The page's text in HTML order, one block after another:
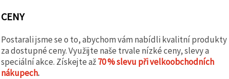
CENY
Postarali jsme se o to, abychom vám nabídli kvalitní produkty
za dostupné ceny. Využijte naše trvale nízké ceny, slevy a
speciální akce. Získejte až70 % slevu při velkoobchodních
nákupech.